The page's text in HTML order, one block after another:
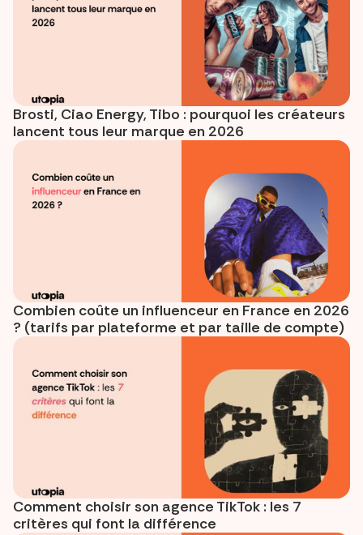
Brosti, Ciao Energy, Tibo : pourquoi les créateurs
lancent tous leur marque en 2026
Combien coûte un influenceur en France en 2026
? (tarifs par plateforme et par taille de compte)
Comment choisir son agence TikTok : les 7
critères qui font la différence